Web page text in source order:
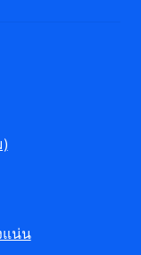
แน่น